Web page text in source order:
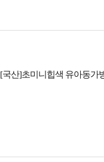
[국산]초미니힙색 유아동가